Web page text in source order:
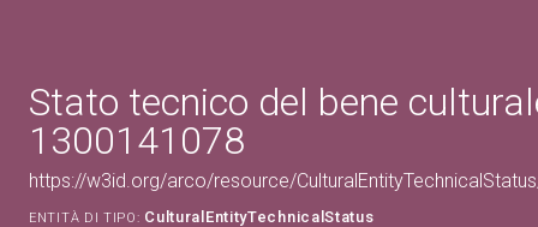
Stato tecnico del bene
1300141078
https://w3id.org/arco/resource/
ENTITÀ DI TIPO: CulturalEntityTechnicalStatus